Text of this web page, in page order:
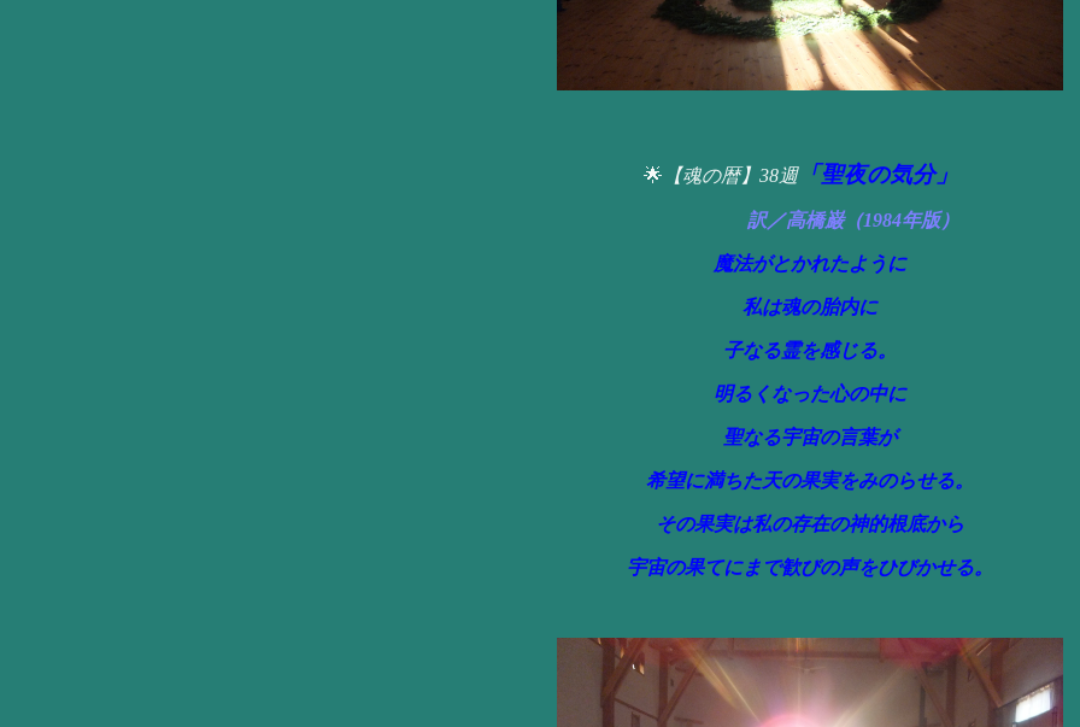
🌟 【魂の暦】38週「聖夜の気分」
訳／高橋巌（1984年版）
魔法がとかれたように
私は魂の胎内に
子なる霊を感じる。
明るくなった心の中に
聖なる宇宙の言葉が
希望に満ちた天の果実をみのらせる。
その果実は私の存在の神的根底から
宇宙の果てにまで歓びの声をひびかせる。